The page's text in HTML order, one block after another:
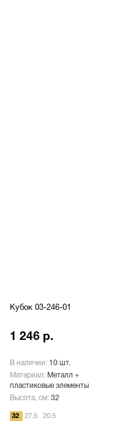
Кубок 03-246-01
1 246 р.
В наличии: 10 шт.
Материал: Металл +
пластиковые элементы
Высота, см: 32
32 27.5 20.5